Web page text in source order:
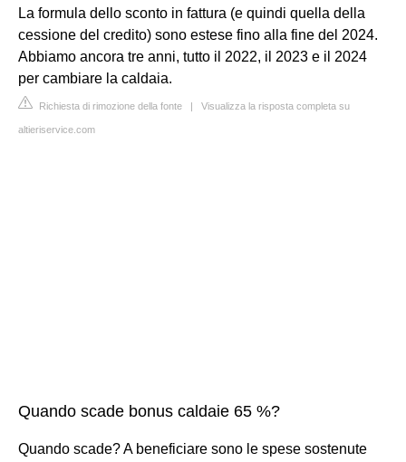
La formula dello sconto in fattura (e quindi quella della
cessione del credito) sono estese fino alla fine del 2024.
Abbiamo ancora tre anni, tutto il 2022, il 2023 e il 2024
per cambiare la caldaia.
Richiesta di rimozione della fonte | Visualizza la risposta completa su
altieriservice.com
Quando scade bonus caldaie 65 %?
Quando scade? A beneficiare sono le spese sostenute